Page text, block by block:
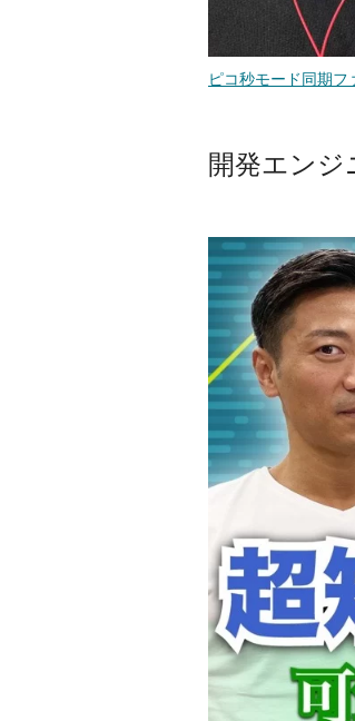
ピコ秒モード同期フ
開発エン